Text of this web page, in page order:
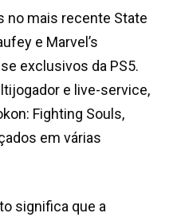
no mais recente State
e Marvel’s
exclusivos da PS5.
e live-service,
Fighting Souls,
em várias
significa que a